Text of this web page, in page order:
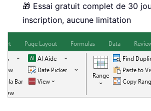
🎁 Essai gratuit complet de 30
inscription, aucune limitation